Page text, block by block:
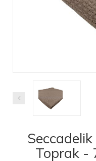
Toprak -